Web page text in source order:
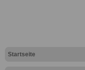
Startseite